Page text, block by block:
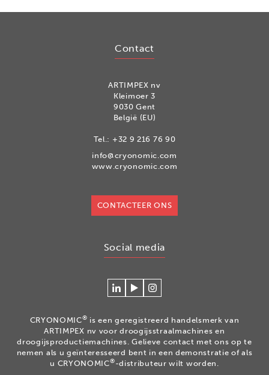
Contact
ARTIMPEX nv
Kleimoer 3
9030 Gent
België (EU)
Tel.: +32 9 216 76 90
info@cryonomic.com
www.cryonomic.com
CONTACTEER ONS
Social media
Connecteer
Cryonomic
op
Linkedin
Watch
videos
on
the
Cryonomic
Youtube
Volg
Instagram
CRYONOMIC® is een geregistreerd handelsmerk van
ARTIMPEX nv voor droogijsstraalmachines en
droogijsproductiemachines. Gelieve contact met ons op te
nemen als u geïnteresseerd bent in een demonstratie of als
u CRYONOMIC®-distributeur wilt worden.